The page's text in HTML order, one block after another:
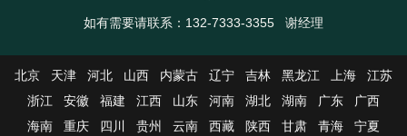
如有需要请联系：132-7333-3355 谢经理
北京 天津 河北 山西 内蒙古 辽宁 吉林 黑龙江 上海
江苏
浙江
安徽 福建 江西 山东 河南 湖北 湖南 广东
广西
海南
重庆 四川 贵州 云南 西藏 陕西 甘肃 青海 宁夏